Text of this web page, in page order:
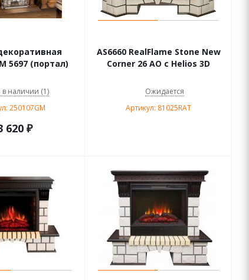
5697 (портал)
в наличии (1)
250107GM
620₽
AS6660 RealFlame Stone New
Corner 26 AO с Helios 3D
Ожидается
Артикул: 81025RAT